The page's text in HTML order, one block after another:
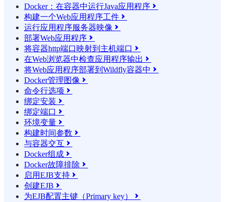
Docker：在容器中运行Java应用程序 
构建一个Web应用程序工件 
运行应用程序服务器映像 
部署Web应用程序 
将容器http端口映射到主机端口 
在Web浏览器中检查应用程序输出 
将Web应用程序部署到Wildfly容器中 
Docker管理图像 
命令行选项 
绑定安装 
绑定端口 
环境变量 
构建时间参数 
与容器交互 
Docker组成 
Docker故障排除 
启用EJB支持 
创建EJB 
为EJB配置主键（Primary key） 